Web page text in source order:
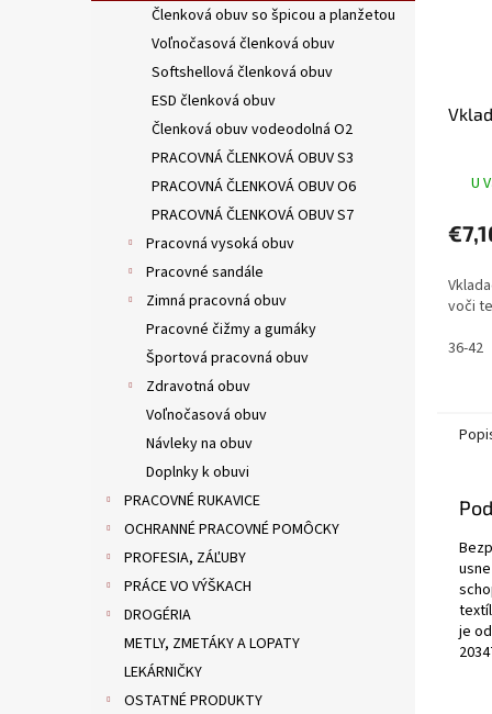
Členková obuv so špicou a planžetou
Voľnočasová členková obuv
Softshellová členková obuv
ESD členková obuv
Členková obuv vodeodolná O2
PRACOVNÁ ČLENKOVÁ OBUV S3
PRACOVNÁ ČLENKOVÁ OBUV O6
PRACOVNÁ ČLENKOVÁ OBUV S7
Pracovná vysoká obuv
Pracovné sandále
Zimná pracovná obuv
Pracovné čižmy a gumáky
Športová pracovná obuv
Zdravotná obuv
Voľnočasová obuv
Návleky na obuv
Doplnky k obuvi
PRACOVNÉ RUKAVICE
OCHRANNÉ PRACOVNÉ POMÔCKY
PROFESIA, ZÁĽUBY
PRÁCE VO VÝŠKACH
DROGÉRIA
METLY, ZMETÁKY A LOPATY
LEKÁRNIČKY
OSTATNÉ PRODUKTY
U
voči
36-42
je